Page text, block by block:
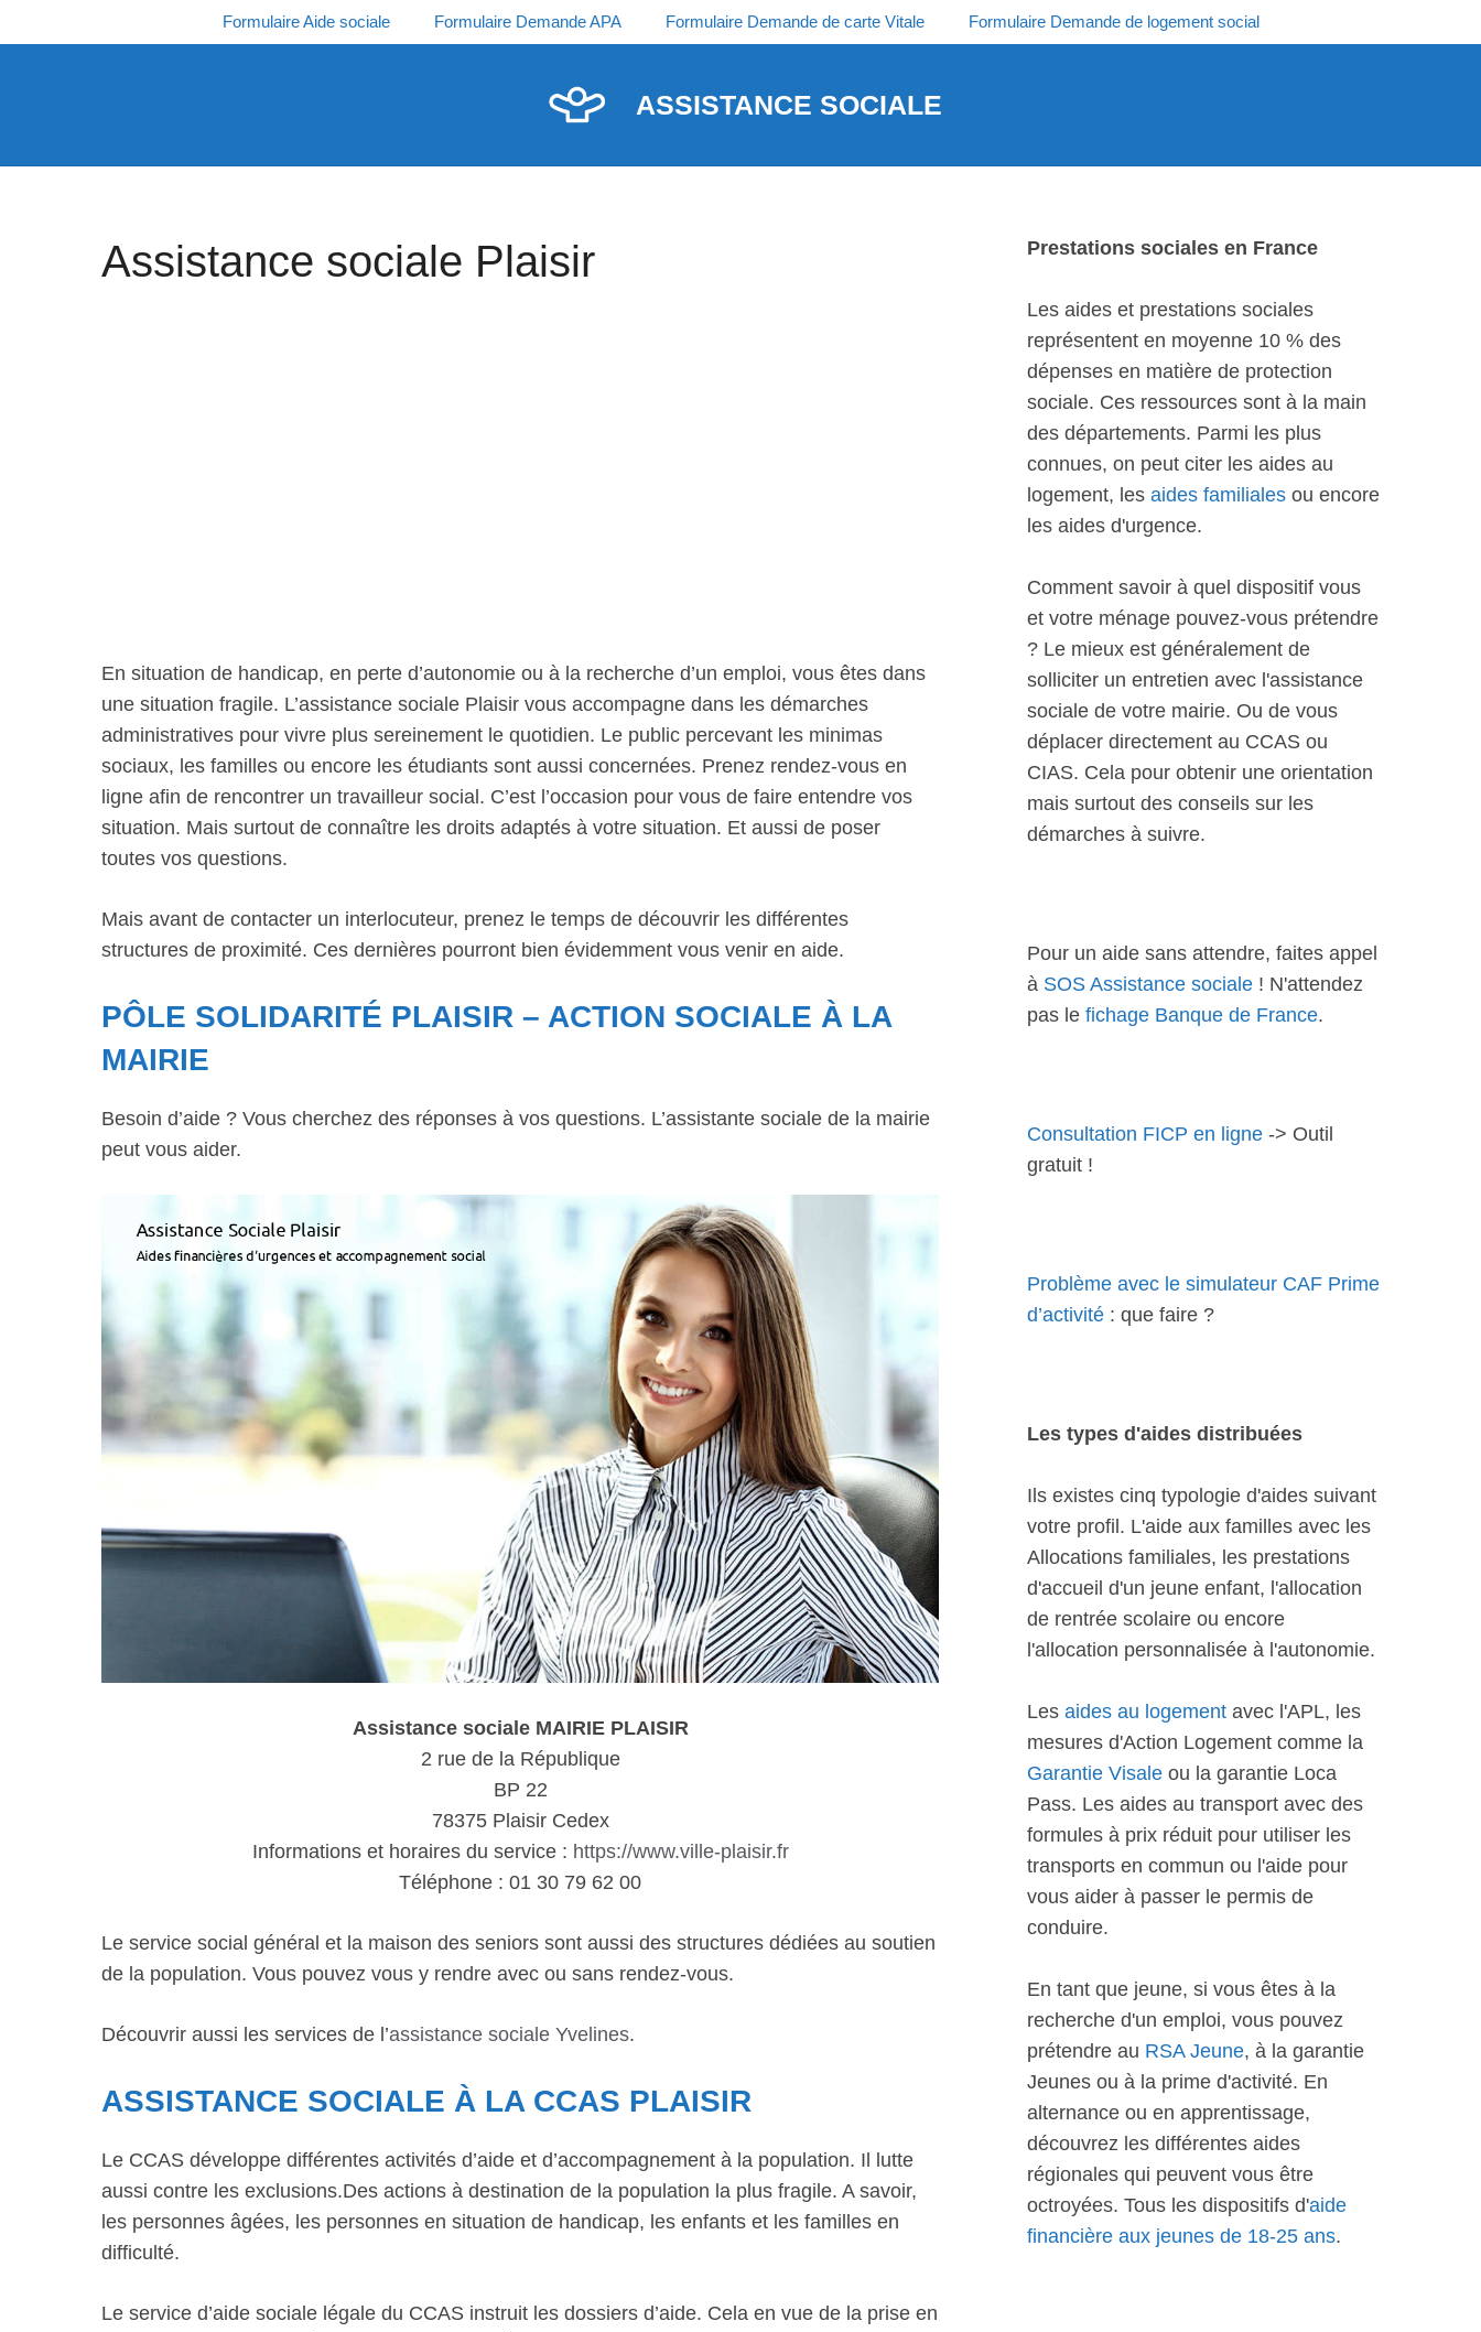
au
Formulaire Aide sociale Formulaire Demande APA Formulaire Demande de carte Vitale Formulaire Demande de logement social
ASSISTANCE SOCIALE
Assistance sociale Plaisir
En situation de handicap, en perte d’autonomie ou à la recherche d’un emploi, vous êtes dans
une situation fragile. L’assistance sociale Plaisir vous accompagne dans les démarches
administratives pour vivre plus sereinement le quotidien. Le public percevant les minimas
sociaux, les familles ou encore les étudiants sont aussi concernées. Prenez rendez-vous en
ligne afin de rencontrer un travailleur social. C’est l’occasion pour vous de faire entendre vos
situation. Mais surtout de connaître les droits adaptés à votre situation. Et aussi de poser
toutes vos questions.
Mais avant de contacter un interlocuteur, prenez le temps de découvrir les différentes
structures de proximité. Ces dernières pourront bien évidemment vous venir en aide.
PÔLE SOLIDARITÉ PLAISIR – ACTION SOCIALE À LA
MAIRIE
Besoin d’aide ? Vous cherchez des réponses à vos questions. L’assistante sociale de la mairie
peut vous aider.
Assistance sociale MAIRIE PLAISIR
2 rue de la République
BP 22
78375 Plaisir Cedex
Informations et horaires du service : https://www.ville-plaisir.fr
Téléphone : 01 30 79 62 00
Le service social général et la maison des seniors sont aussi des structures dédiées au soutien
de la population. Vous pouvez vous y rendre avec ou sans rendez-vous.
Découvrir aussi les services de l’assistance sociale Yvelines.
ASSISTANCE SOCIALE À LA CCAS PLAISIR
Le CCAS développe différentes activités d’aide et d’accompagnement à la population. Il lutte
aussi contre les exclusions.Des actions à destination de la population la plus fragile. A savoir,
les personnes âgées, les personnes en situation de handicap, les enfants et les familles en
difficulté.
Le service d’aide sociale légale du CCAS instruit les dossiers d’aide. Cela en vue de la prise en
Prestations sociales en France
Les aides et prestations sociales
représentent en moyenne 10 % des
dépenses en matière de protection
sociale. Ces ressources sont à la main
des départements. Parmi les plus
connues, on peut citer les aides au
logement, les aides familiales ou encore
les aides d'urgence.
Comment savoir à quel dispositif vous
et votre ménage pouvez-vous prétendre
? Le mieux est généralement de
solliciter un entretien avec l'assistance
sociale de votre mairie. Ou de vous
déplacer directement au CCAS ou
CIAS. Cela pour obtenir une orientation
mais surtout des conseils sur les
démarches à suivre.
Pour un aide sans attendre, faites appel
à SOS Assistance sociale ! N'attendez
pas le fichage Banque de France.
Consultation FICP en ligne -> Outil
gratuit !
Problème avec le simulateur CAF Prime
d’activité : que faire ?
Les types d'aides distribuées
Ils existes cinq typologie d'aides suivant
votre profil. L'aide aux familles avec les
Allocations familiales, les prestations
d'accueil d'un jeune enfant, l'allocation
de rentrée scolaire ou encore
l'allocation personnalisée à l'autonomie.
Les aides au logement avec l'APL, les
mesures d'Action Logement comme la
Garantie Visale ou la garantie Loca
Pass. Les aides au transport avec des
formules à prix réduit pour utiliser les
transports en commun ou l'aide pour
vous aider à passer le permis de
conduire.
En tant que jeune, si vous êtes à la
recherche d'un emploi, vous pouvez
prétendre au RSA Jeune, à la garantie
Jeunes ou à la prime d'activité. En
alternance ou en apprentissage,
découvrez les différentes aides
régionales qui peuvent vous être
octroyées. Tous les dispositifs d'aide
financière aux jeunes de 18-25 ans.